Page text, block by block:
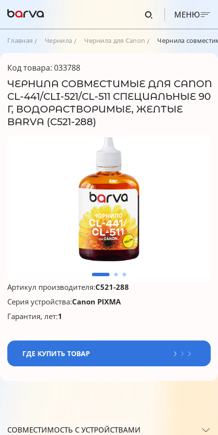
МЕНЮ
Главная Чернила Чернила для Canon Чернила
Код товара: 033788
ЧЕРНИЛА СОВМЕСТИМЫЕ ДЛЯ CANON
CL-441/CLI-521/CL-511 СПЕЦИАЛЬНЫЕ 90
Г, ВОДОРАСТВОРИМЫЕ, ЖЕЛТЫЕ
BARVA (C521-288)
Артикул производителя:C521-288
Серия устройства:Canon PIXMA
Гарантия, лет:1
ГДЕ КУПИТЬ ТОВАР
СОВМЕСТИМОСТЬ С УСТРОЙСТВАМИ